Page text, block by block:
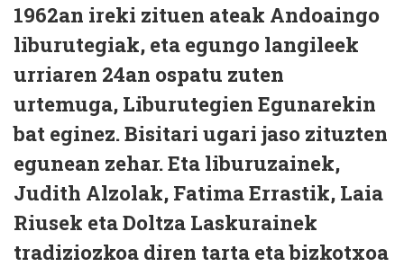
1962an ireki zituen ateak Andoaingo
liburutegiak, eta egungo langileek
urriaren 24an ospatu zuten
urtemuga, Liburutegien Egunarekin
bat eginez. Bisitari ugari jaso zituzten
egunean zehar. Eta liburuzainek,
Judith Alzolak, Fatima Errastik, Laia
Riusek eta Doltza Laskurainek
tradiziozkoa diren tarta eta bizkotxoa